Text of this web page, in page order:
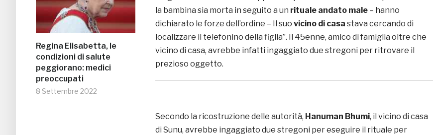
Regina Elisabetta, le
condizioni di salute
peggiorano: medici
preoccupati
8 Settembre 2022
la bambina sia morta in seguito a un rituale andato male – hanno
dichiarato le forze dell’ordine – Il suo vicino di casa stava cercando di
localizzare il telefonino della figlia”. Il 45enne, amico di famiglia oltre che
vicino di casa, avrebbe infatti ingaggiato due stregoni per ritrovare il
prezioso oggetto.
Secondo la ricostruzione delle autorità, Hanuman Bhumi, il vicino di casa
di Sunu, avrebbe ingaggiato due stregoni per eseguire il rituale per